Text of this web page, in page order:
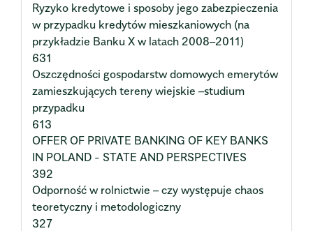
Ryzyko kredytowe i sposoby jego zabezpieczenia
w przypadku kredytów mieszkaniowych (na
przykładzie Banku X w latach 2008–2011)
631
Oszczędności gospodarstw domowych emerytów
zamieszkujących tereny wiejskie –studium
przypadku
613
OFFER OF PRIVATE BANKING OF KEY BANKS
IN POLAND - STATE AND PERSPECTIVES
392
Odporność w rolnictwie – czy występuje chaos
teoretyczny i metodologiczny
327